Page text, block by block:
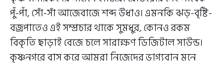
পুঁ-পাঁ, সোঁ-সাঁ আজেবাজে শব্দ উধাও। এমনকি ঝড়-বৃষ্টি-
বজ্রপাতেও এই সম্প্রচার থাকে সুমধুর, কোনও রকম
বিকৃতি ছাড়াই বেজে চলে সারাক্ষণ ডিজিটাল সাউন্ড।
কৃষ্ণনগরে বাস করে আমরা নিজেদের ভাগ্যবান মনে